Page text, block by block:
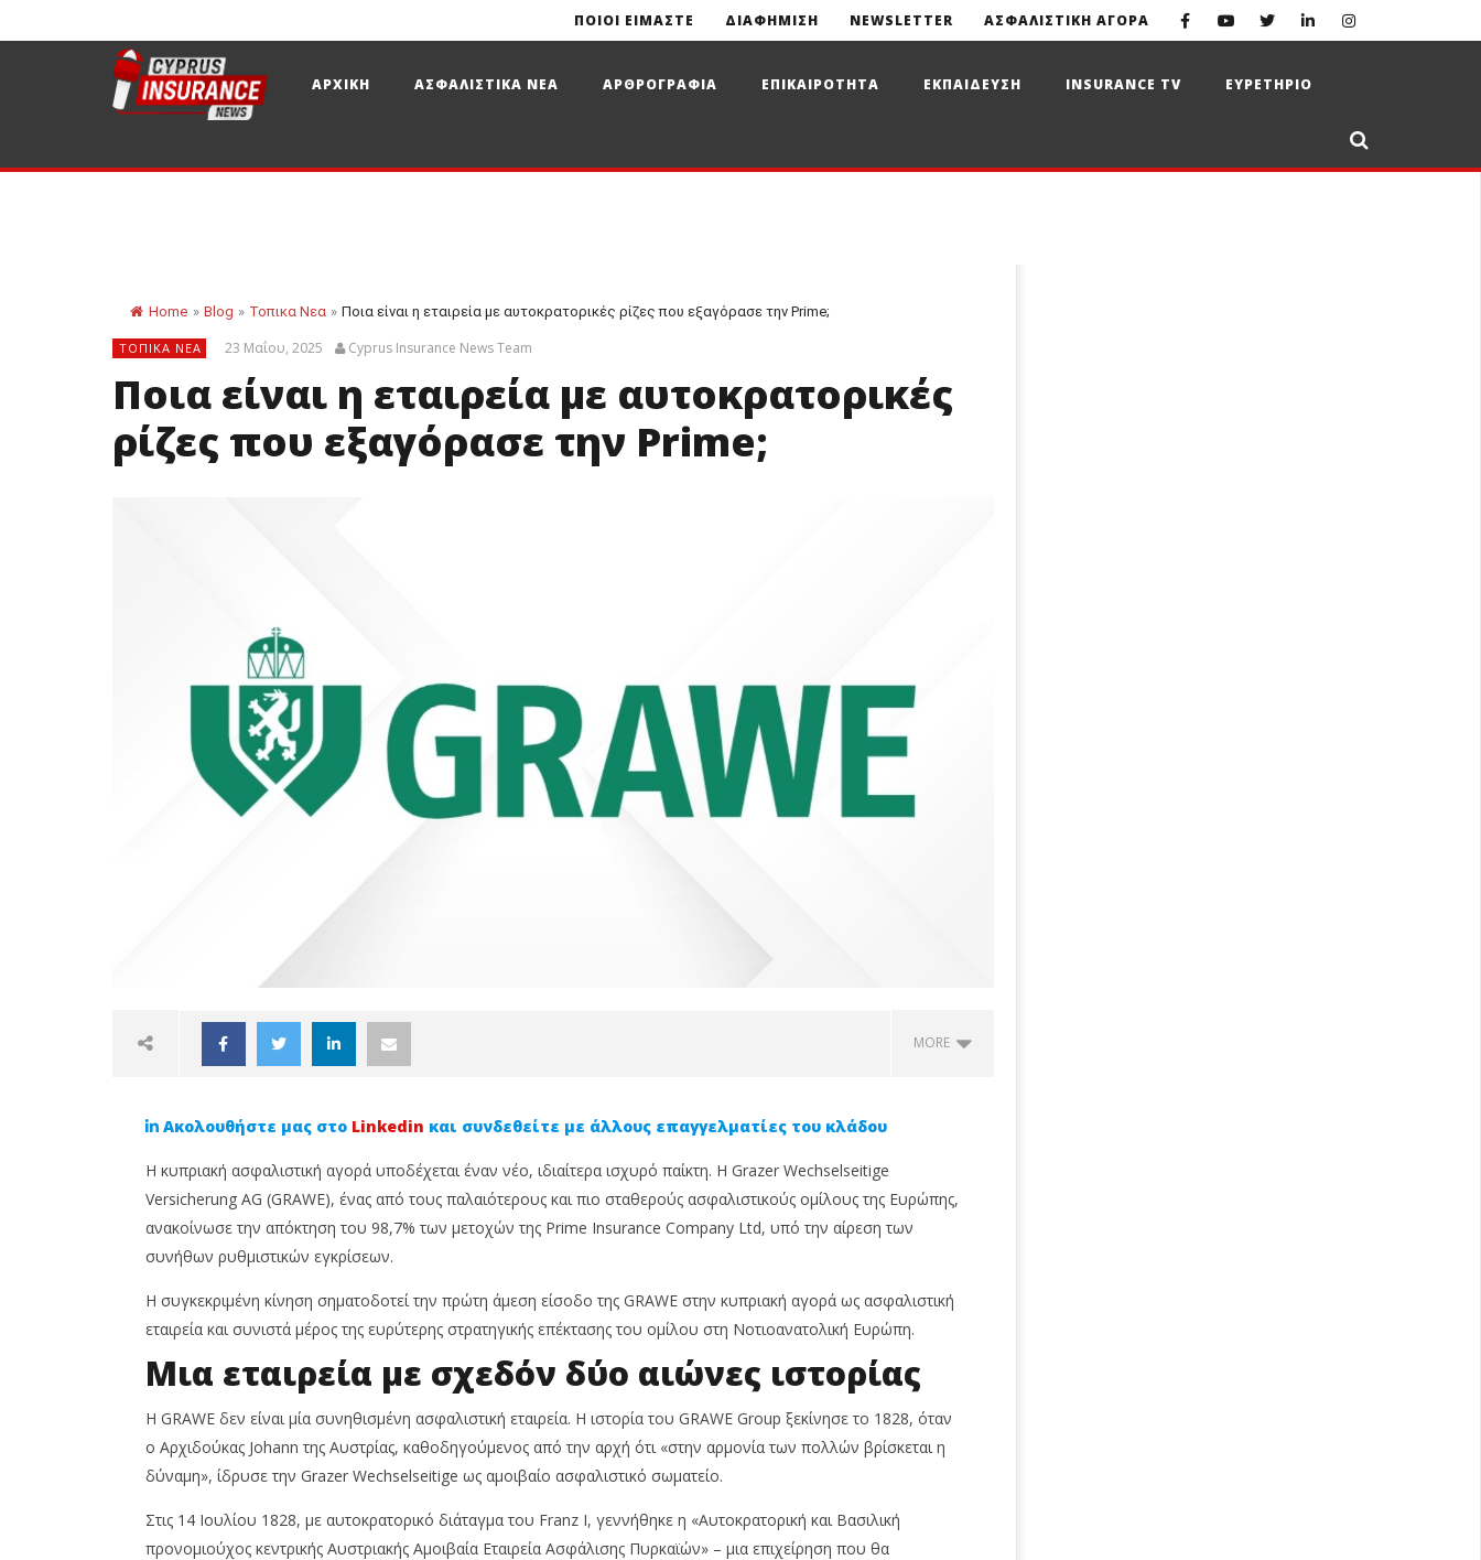
ΠΟΙΟΙ ΕΙΜΑΣΤΕ ΔΙΑΦΗΜΙΣΗ NEWSLETTER ΑΣΦΑΛΙΣΤΙΚΗ ΑΓΟΡΑ
ΑΡΧΙΚΗ ΑΣΦΑΛΙΣΤΙΚΑ ΝΕΑ ΑΡΘΡΟΓΡΑΦΙΑ ΕΠΙΚΑΙΡΟΤΗΤΑ ΕΚΠΑΙΔΕΥΣΗ INSURANCE TV ΕΥΡΕΤΗΡΙΟ
Home » Blog » Τοπικα Νεα » Ποια είναι η εταιρεία με αυτοκρατορικές ρίζες που εξαγόρασε την Prime;
ΤΟΠΙΚΑ ΝΕΑ 23 Μαΐου, 2025 Cyprus Insurance News Team
Ποια είναι η εταιρεία με αυτοκρατορικές
ρίζες που εξαγόρασε την Prime;
MORE
NOW VIEWING
Ποια είναι η εταιρεία με
αυτοκρατορικές ρίζες που
23
2025
Insurance
News
Team
SoEasy Insurance: 5 λόγοι που
κάθε επαγγελματίας που
ταξιδεύει χρειάζεται ετήσια
ταξιδιωτική ασφάλιση
Μαΐου,
2025
Cyprus
Insurance
News
Palmyri Insurance: Φαρμακείο
στην Κύπρο - Οι 4
σημαντικότεροι ασφαλιστικοί
κίνδυνοι που δεν πρέπει να
αγνοείτε το 2026
23
Μαΐου,
2025
Cyprus
Team
Ακολουθήστε μας στο Linkedin και συνδεθείτε με άλλους επαγγελματίες του κλάδου
Η κυπριακή ασφαλιστική αγορά υποδέχεται έναν νέο, ιδιαίτερα ισχυρό παίκτη. Η Grazer Wechselseitige
Versicherung AG (GRAWE), ένας από τους παλαιότερους και πιο σταθερούς ασφαλιστικούς ομίλους της Ευρώπης,
ανακοίνωσε την απόκτηση του 98,7% των μετοχών της Prime Insurance Company Ltd, υπό την αίρεση των
συνήθων ρυθμιστικών εγκρίσεων.
Η συγκεκριμένη κίνηση σηματοδοτεί την πρώτη άμεση είσοδο της GRAWE στην κυπριακή αγορά ως ασφαλιστική
εταιρεία και συνιστά μέρος της ευρύτερης στρατηγικής επέκτασης του ομίλου στη Νοτιοανατολική Ευρώπη.
Μια εταιρεία με σχεδόν δύο αιώνες ιστορίας
Η GRAWE δεν είναι μία συνηθισμένη ασφαλιστική εταιρεία. Η ιστορία του GRAWE Group ξεκίνησε το 1828, όταν
ο Αρχιδούκας Johann της Αυστρίας, καθοδηγούμενος από την αρχή ότι «στην αρμονία των πολλών βρίσκεται η
δύναμη», ίδρυσε την Grazer Wechselseitige ως αμοιβαίο ασφαλιστικό σωματείο.
Στις 14 Ιουλίου 1828, με αυτοκρατορικό διάταγμα του Franz I, γεννήθηκε η «Αυτοκρατορική και Βασιλική
προνομιούχος κεντρικής Αυστριακής Αμοιβαία Εταιρεία Ασφάλισης Πυρκαϊών» – μια επιχείρηση που θα